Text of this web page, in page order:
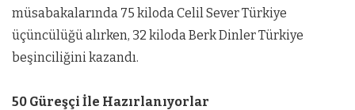
müsabakalarında 75 kiloda Celil Sever Türkiye
üçüncülüğü alırken, 32 kiloda Berk Dinler Türkiye
beşinciliğini kazandı.
50 Güreşçi İle Hazırlanıyorlar